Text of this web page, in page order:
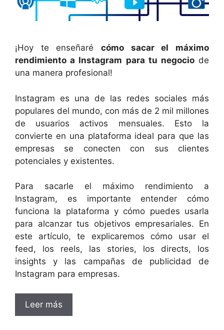
¡Hoy te enseñaré cómo sacar el máximo
rendimiento a Instagram para tu negociode
una manera profesional!
Instagram es una de las redes sociales más
populares del mundo, con más de 2 mil millones
de usuarios activos mensuales. Esto la
convierte en una plataforma ideal para que las
empresas se conecten con sus clientes
potenciales y existentes.
Para sacarle el máximo rendimiento a
Instagram, es importante entender cómo
funciona la plataforma y cómo puedes usarla
para alcanzar tus objetivos empresariales. En
este artículo, te explicaremos cómo usar el
feed, los reels, las stories, los directs, los
insights y las campañas de publicidad de
Instagram para empresas.
Leer más